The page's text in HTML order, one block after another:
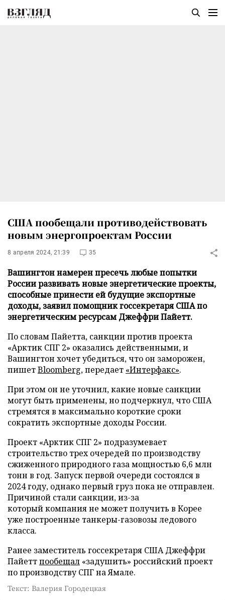
США пообещали противодействовать
новым энергопроектам России
8 апреля 2024, 21:39 35
Вашингтон намерен пресечь любые попытки
России развивать новые энергетические проекты,
способные принести ей будущие экспортные
доходы, заявил помощник госсекретаря США по
энергетическим ресурсам Джеффри Пайетт.
По словам Пайетта, санкции против проекта
«Арктик СПГ 2» оказались действенными, и
Вашингтон хочет убедиться, что он заморожен,
пишетBloomberg, передает «Интерфакс».
При этом он не уточнил, какие новые санкции
могут быть применены, но подчеркнул, что США
стремятся в максимально короткие сроки
сократить экспортные доходы России.
Проект «Арктик СПГ 2» подразумевает
строительство трех очередей по производству
сжиженного природного газа мощностью 6,6 млн
тонн в год. Запуск первой очереди состоялся в
2024 году, однако первый груз пока не отправлен.
Причиной стали санкции, из-за
который компания не может получить в Корее
уже построенные танкеры-газовозы ледового
класса.
Ранее заместитель госсекретаря США Джеффри
Пайеттпообещал «задушить» российский проект
по производству СПГ на Ямале.
Текст: Валерия Городецкая